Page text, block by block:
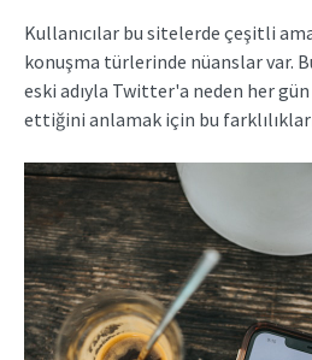
Kullanıcılar bu sitelerde çeşitli
konuşma türlerinde nüanslar var.
eski adıyla Twitter'a neden her
ettiğini anlamak için bu